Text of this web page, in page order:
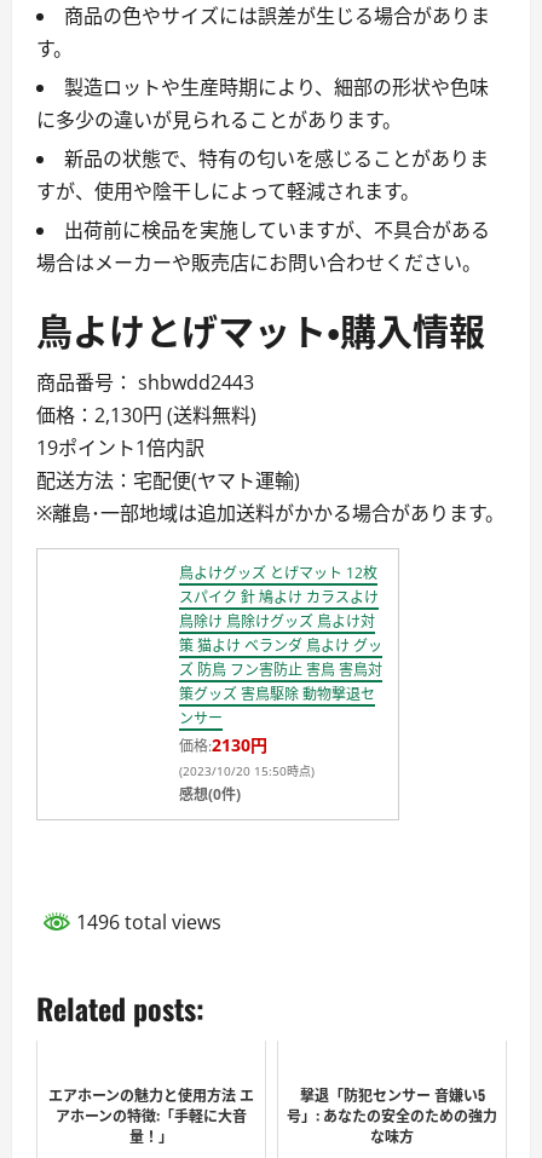
商品の色やサイズには誤差が生じる場合がありま
す。
製造ロットや生産時期により、細部の形状や色味
に多少の違いが見られることがあります。
新品の状態で、特有の匂いを感じることがありま
すが、使用や陰干しによって軽減されます。
出荷前に検品を実施していますが、不具合がある
場合はメーカーや販売店にお問い合わせください。
鳥よけとげマット・購入情報
商品番号： shbwdd2443
価格：2,130円 (送料無料)
19ポイント1倍内訳
配送方法：宅配便(ヤマト運輸)
※離島･一部地域は追加送料がかかる場合があります。
鳥よけグッズ とげマット 12枚
スパイク 針 鳩よけ カラスよけ
鳥除け 鳥除けグッズ 鳥よけ対
策 猫よけ ベランダ 鳥よけ グッ
ズ 防鳥 フン害防止 害鳥 害鳥対
策グッズ 害鳥駆除 動物撃退セ
ンサー
価格:2130円
(2023/10/20 15:50時点)
感想(0件)
1496 total views
Related posts:
エアホーンの魅力と使用方法 エ
アホーンの特徴:「手軽に大音
量！」
撃退「防犯センサー 音嫌い5
号」: あなたの安全のための強力
な味方